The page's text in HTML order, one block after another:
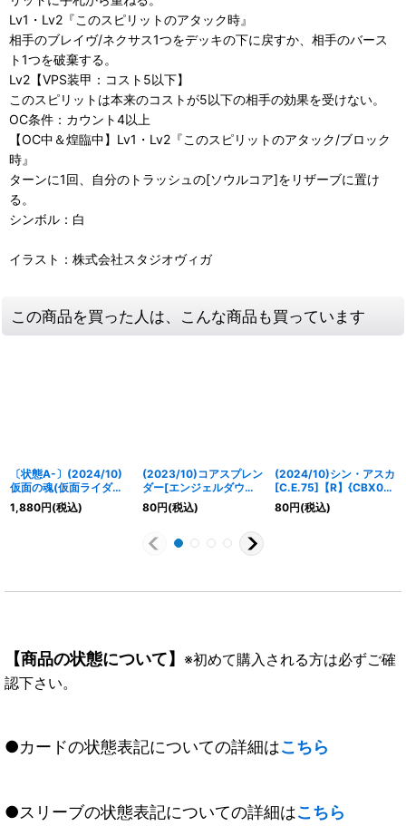
Lv1・Lv2『このスピリットのアタック時』
相手のブレイヴ/ネクサス1つをデッキの下に戻すか、相手のバース
ト1つを破棄する。
Lv2【VPS装甲：コスト5以下】
このスピリットは本来のコストが5以下の相手の効果を受けない。
OC条件：カウント4以上
【OC中＆煌臨中】Lv1・Lv2『このスピリットのアタック/ブロック
時』
ターンに1回、自分のトラッシュの[ソウルコア]をリザーブに置け
る。
シンボル：白
イラスト：株式会社スタジオヴィガ
この商品を買った人は、こんな商品も買っています
〔状態A-〕(2024/10)
仮面の魂(仮面ライダー
鎧武)【CP】{CB30-
CP04}《多》
1,880円(税込)
(2023/10)コアスプレン
ダー[エンジェルダウン
作戦]【C】{CB29-
009}《白》
80円(税込)
(2024/10)シン・アスカ
[C.E.75]【R】{CBX01-
016}《白》
80円(税込)
【商品の状態について】 ※初めて購入される方は必ずご確
認下さい。
●カードの状態表記についての詳細はこちら
●スリーブの状態表記についての詳細はこちら